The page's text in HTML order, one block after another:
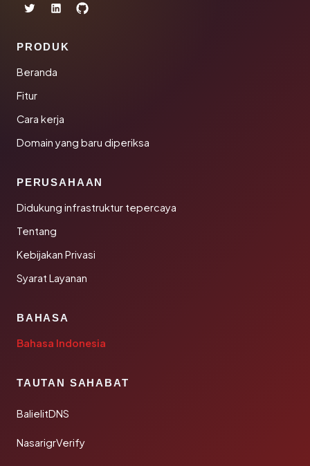
PRODUK
Beranda
Fitur
Cara kerja
Domain yang baru diperiksa
PERUSAHAAN
Didukung infrastruktur tepercaya
Tentang
Kebijakan Privasi
Syarat Layanan
BAHASA
Bahasa Indonesia
TAUTAN SAHABAT
BalielitDNS
NasarigrVerify